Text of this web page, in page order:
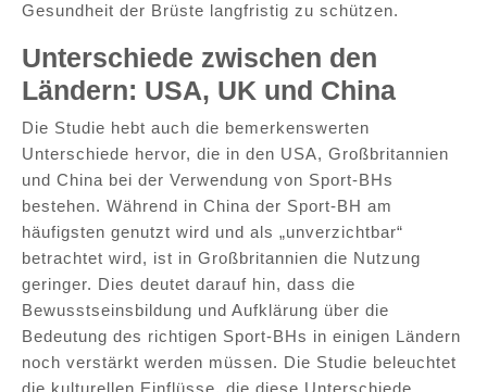
Gesundheit der Brüste langfristig zu schützen.
Unterschiede zwischen den
Ländern: USA, UK und China
Die Studie hebt auch die bemerkenswerten
Unterschiede hervor, die in den USA, Großbritannien
und China bei der Verwendung von Sport-BHs
bestehen. Während in China der Sport-BH am
häufigsten genutzt wird und als „unverzichtbar“
betrachtet wird, ist in Großbritannien die Nutzung
geringer. Dies deutet darauf hin, dass die
Bewusstseinsbildung und Aufklärung über die
Bedeutung des richtigen Sport-BHs in einigen Ländern
noch verstärkt werden müssen. Die Studie beleuchtet